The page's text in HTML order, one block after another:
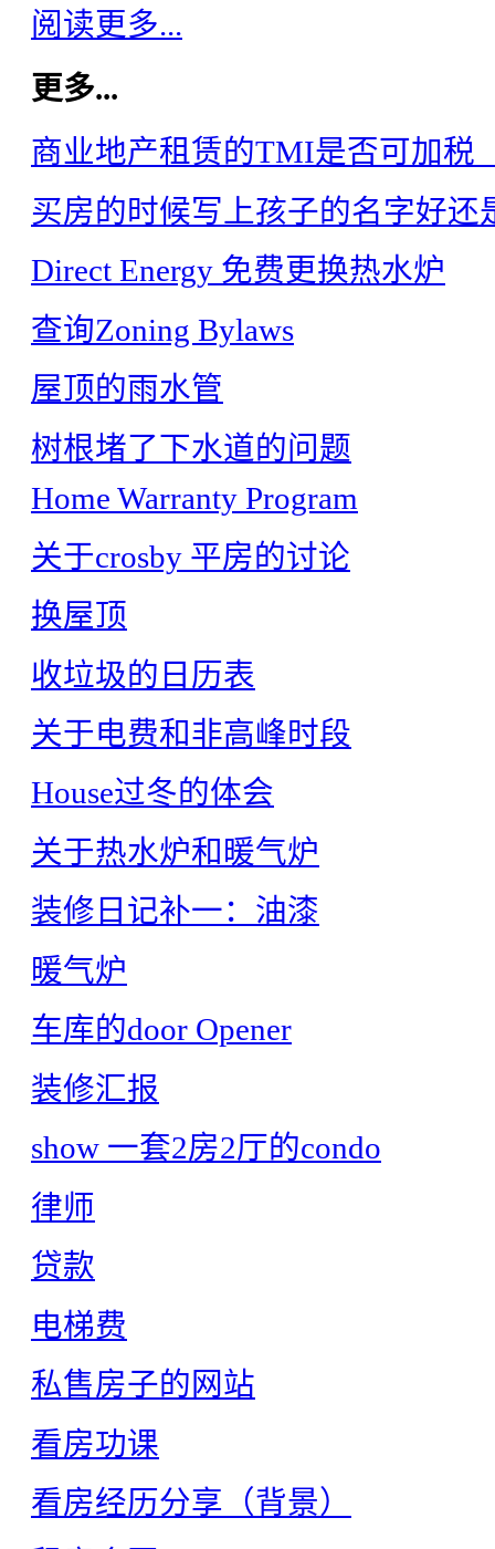
阅读更多...
更多...
商业地产租赁的TMI是否可加税
买房的时候写上孩子的名字好
Direct Energy 免费更换热水炉
查询Zoning Bylaws
屋顶的雨水管
树根堵了下水道的问题
Home Warranty Program
关于crosby 平房的讨论
换屋顶
收垃圾的日历表
关于电费和非高峰时段
House过冬的体会
关于热水炉和暖气炉
装修日记补一：油漆
暖气炉
车库的door Opener
装修汇报
show 一套2房2厅的condo
律师
贷款
电梯费
私售房子的网站
看房功课
看房经历分享（背景）